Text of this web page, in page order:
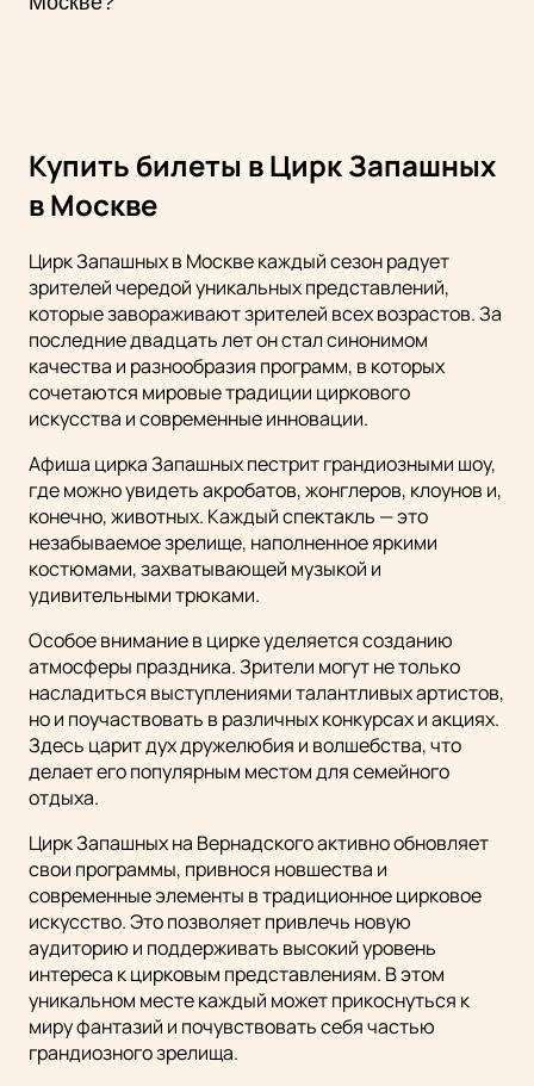
Купить билеты в Цирк Запашных
в Москве
Цирк Запашных в Москве каждый сезон радует
зрителей чередой уникальных представлений,
которые завораживают зрителей всех возрастов. За
последние двадцать лет он стал синонимом
качества и разнообразия программ, в которых
сочетаются мировые традиции циркового
искусства и современные инновации.
Афиша цирка Запашных пестрит грандиозными шоу,
где можно увидеть акробатов, жонглеров, клоунов и,
конечно, животных. Каждый спектакль — это
незабываемое зрелище, наполненное яркими
костюмами, захватывающей музыкой и
удивительными трюками.
Особое внимание в цирке уделяется созданию
атмосферы праздника. Зрители могут не только
насладиться выступлениями талантливых артистов,
но и поучаствовать в различных конкурсах и акциях.
Здесь царит дух дружелюбия и волшебства, что
делает его популярным местом для семейного
отдыха.
Цирк Запашных на Вернадского активно обновляет
свои программы, привнося новшества и
современные элементы в традиционное цирковое
искусство. Это позволяет привлечь новую
аудиторию и поддерживать высокий уровень
интереса к цирковым представлениям. В этом
уникальном месте каждый может прикоснуться к
миру фантазий и почувствовать себя частью
грандиозного зрелища.